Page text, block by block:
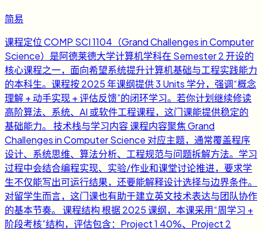
简易
课程定位 COMP SCI 1104（Grand Challenges in Computer
Science）是阿德莱德大学计算机学科在 Semester 2 开设的
核心课程之一，面向希望系统提升计算机基础与工程实践能力
的本科生。课程按 2025 年课纲提供 3 Units 学分，强调“概念
理解 + 动手实现 + 评估反馈”的闭环学习。若你计划继续修读
高阶算法、系统、AI 或软件工程课程，这门课能提供稳定的
基础能力。 技术栈与学习内容 课程内容聚焦 Grand
Challenges in Computer Science 对应主题，通常覆盖程序
设计、系统思维、算法分析、工程规范与问题拆解方法。学习
过程中会结合编程实现、实验/作业和课堂讨论推进，要求学
生不仅能写出可运行结果，还要能解释设计选择与边界条件。
对留学生而言，这门课也有助于建立英文技术表达与团队协作
的基本节奏。 课程结构 根据 2025 课纲，本课采用“周学习 +
阶段考核”结构，评估包含：Project 1 40%、Project 2